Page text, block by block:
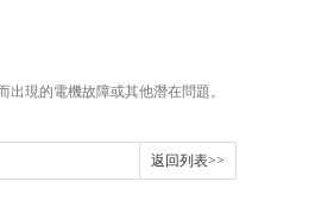
現的電機故障或其他潛在問題。
返回列表>>